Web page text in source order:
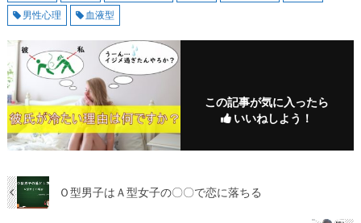
男性心理
血液型
この記事が気に入ったら
いいねしよう！
Ｏ型男子はＡ型女子の〇〇で恋に落ちる